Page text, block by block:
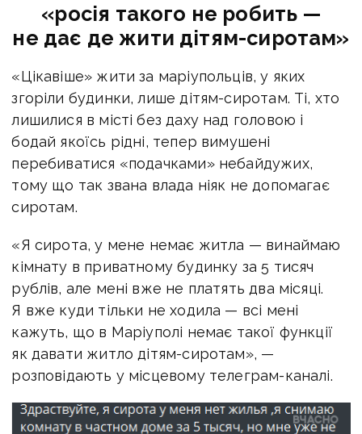
«росія такого не робить —
не дає де жити дітям-сиротам»
«Цікавіше» жити за маріупольців, у яких
згоріли будинки, лише дітям-сиротам. Ті, хто
лишилися в місті без даху над головою і
бодай якоїсь рідні, тепер вимушені
перебиватися «подачками» небайдужих,
тому що так звана влада ніяк не допомагає
сиротам.
«Я сирота, у мене немає житла — винаймаю
кімнату в приватному будинку за 5 тисяч
рублів, але мені вже не платять два місяці.
Я вже куди тільки не ходила — всі мені
кажуть, що в Маріуполі немає такої функції
як давати житло дітям-сиротам», —
розповідають у місцевому телеграм-каналі.